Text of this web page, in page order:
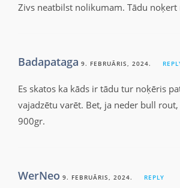
Zivs neatbilst nolikumam. Tādu noķert
Badapataga 9. FEBRUĀRIS, 2024.
Es skatos ka kāds ir tādu tur noķēris
vajadzētu varēt. Bet, ja neder bull
900gr.
WerNeo 9. FEBRUĀRIS, 2024. REPLY